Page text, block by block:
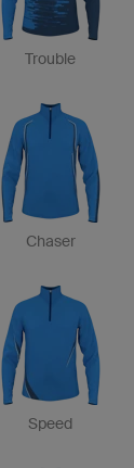
Trouble
Chaser
Speed